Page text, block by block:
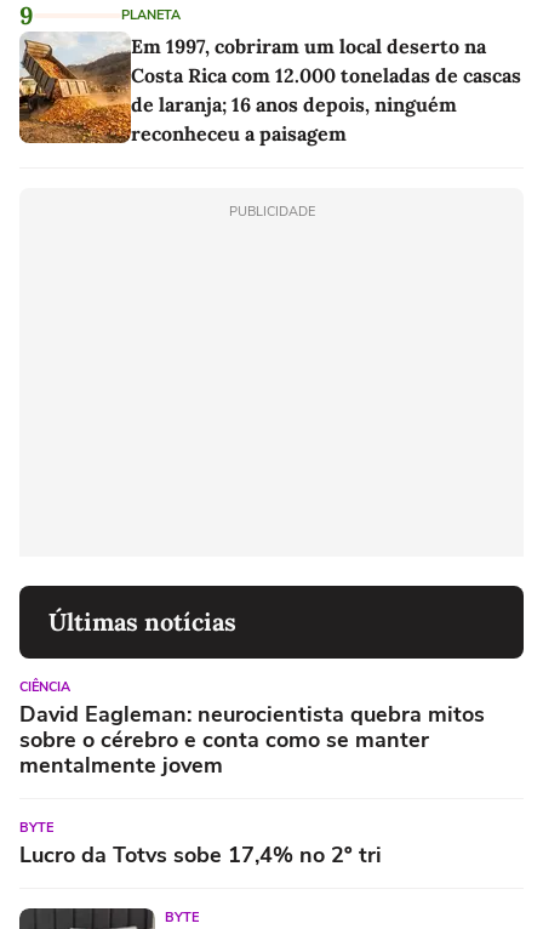
9 PLANETA
Em 1997, cobriram um local deserto na
Costa Rica com 12.000 toneladas de cascas
de laranja; 16 anos depois, ninguém
reconheceu a paisagem
PUBLICIDADE
Últimas notícias
CIÊNCIA
David Eagleman: neurocientista quebra mitos
sobre o cérebro e conta como se manter
mentalmente jovem
BYTE
Lucro da Totvs sobe 17,4% no 2º tri
BYTE